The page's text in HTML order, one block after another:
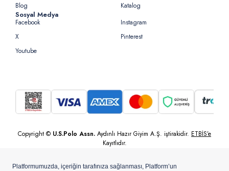
Blog
Katalog
Sosyal Medya
Facebook
Instagram
X
Pinterest
Youtube
Copyright © U.S.Polo Assn. Aydınlı Hazır Giyim A.Ş. iştirakidir. ETBİS’e
Kayıtlıdır.